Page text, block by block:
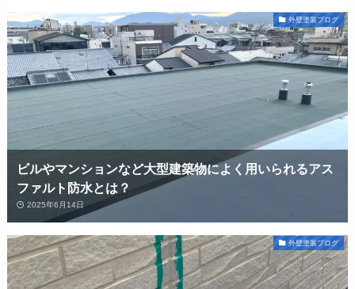
外壁塗装ブログ
ビルやマンションなど大型建築物によく用いられるアス
ファルト防水とは？
2025年6月14日
外壁塗装ブログ